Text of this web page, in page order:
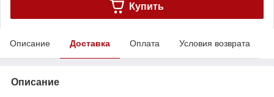
Купить
Описание Доставка Оплата Условия возврата
Описание